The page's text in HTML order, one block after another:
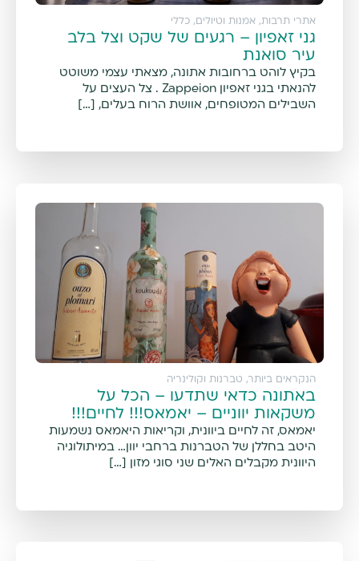
אתרי תרבות, אמנות וטיולים , כללי
גני זאפיון – רגעים של שקט וצל בלב
עיר סואנת
בקיץ לוהט ברחובות אתונה, מצאתי עצמי משוטט
להנאתי בגני זאפיון Zappeion . צל העצים על
השבילים המטופחים, אוושת הרוח בעלים, […]
הנקראים ביותר, טברנות וקולינריה
באתונה כדאי שתדעו – הכל על
משקאות יווניים – יאמאס!!! לחיים!!!
יאמאס, זה לחיים ביוונית, וקריאות היאמאס נשמעות
היטב בחללן של הטברנות ברחבי יוון… במיתולוגיה
היוונית מקבלים האלים שני סוגי מזון […]